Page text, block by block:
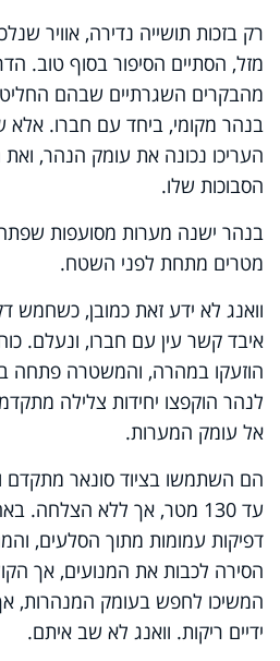
רק בזכות תושייה נדירה, אוויר
מזל, הסתיים הסיפור בסוף טוב.
מהבקרים השגרתיים שבהם החליט
בנהר מקומי, ביחד עם חברו. אלא
העריכו נכונה את עומק הנהר,
הסבוכות שלו.
בנהר ישנה מערות מסועפות
מטרים מתחת לפני השטח.
וואנג לא ידע זאת כמובן, כשחמש
איבד קשר עין עם חברו, ונעלם.
הוזעקו במהרה, והמשטרה פתחה
לנהר הוקפצו יחידות צלילה
אל עומק המערות.
הם השתמשו בציוד סונאר מתקדם
עד 130 מטר, אך ללא הצלחה.
דפיקות עמומות מתוך הסלעים,
הסירה לכבות את המנועים, אך
המשיכו לחפש בעומק המנהרות,
ידיים ריקות. וואנג לא שב איתם.